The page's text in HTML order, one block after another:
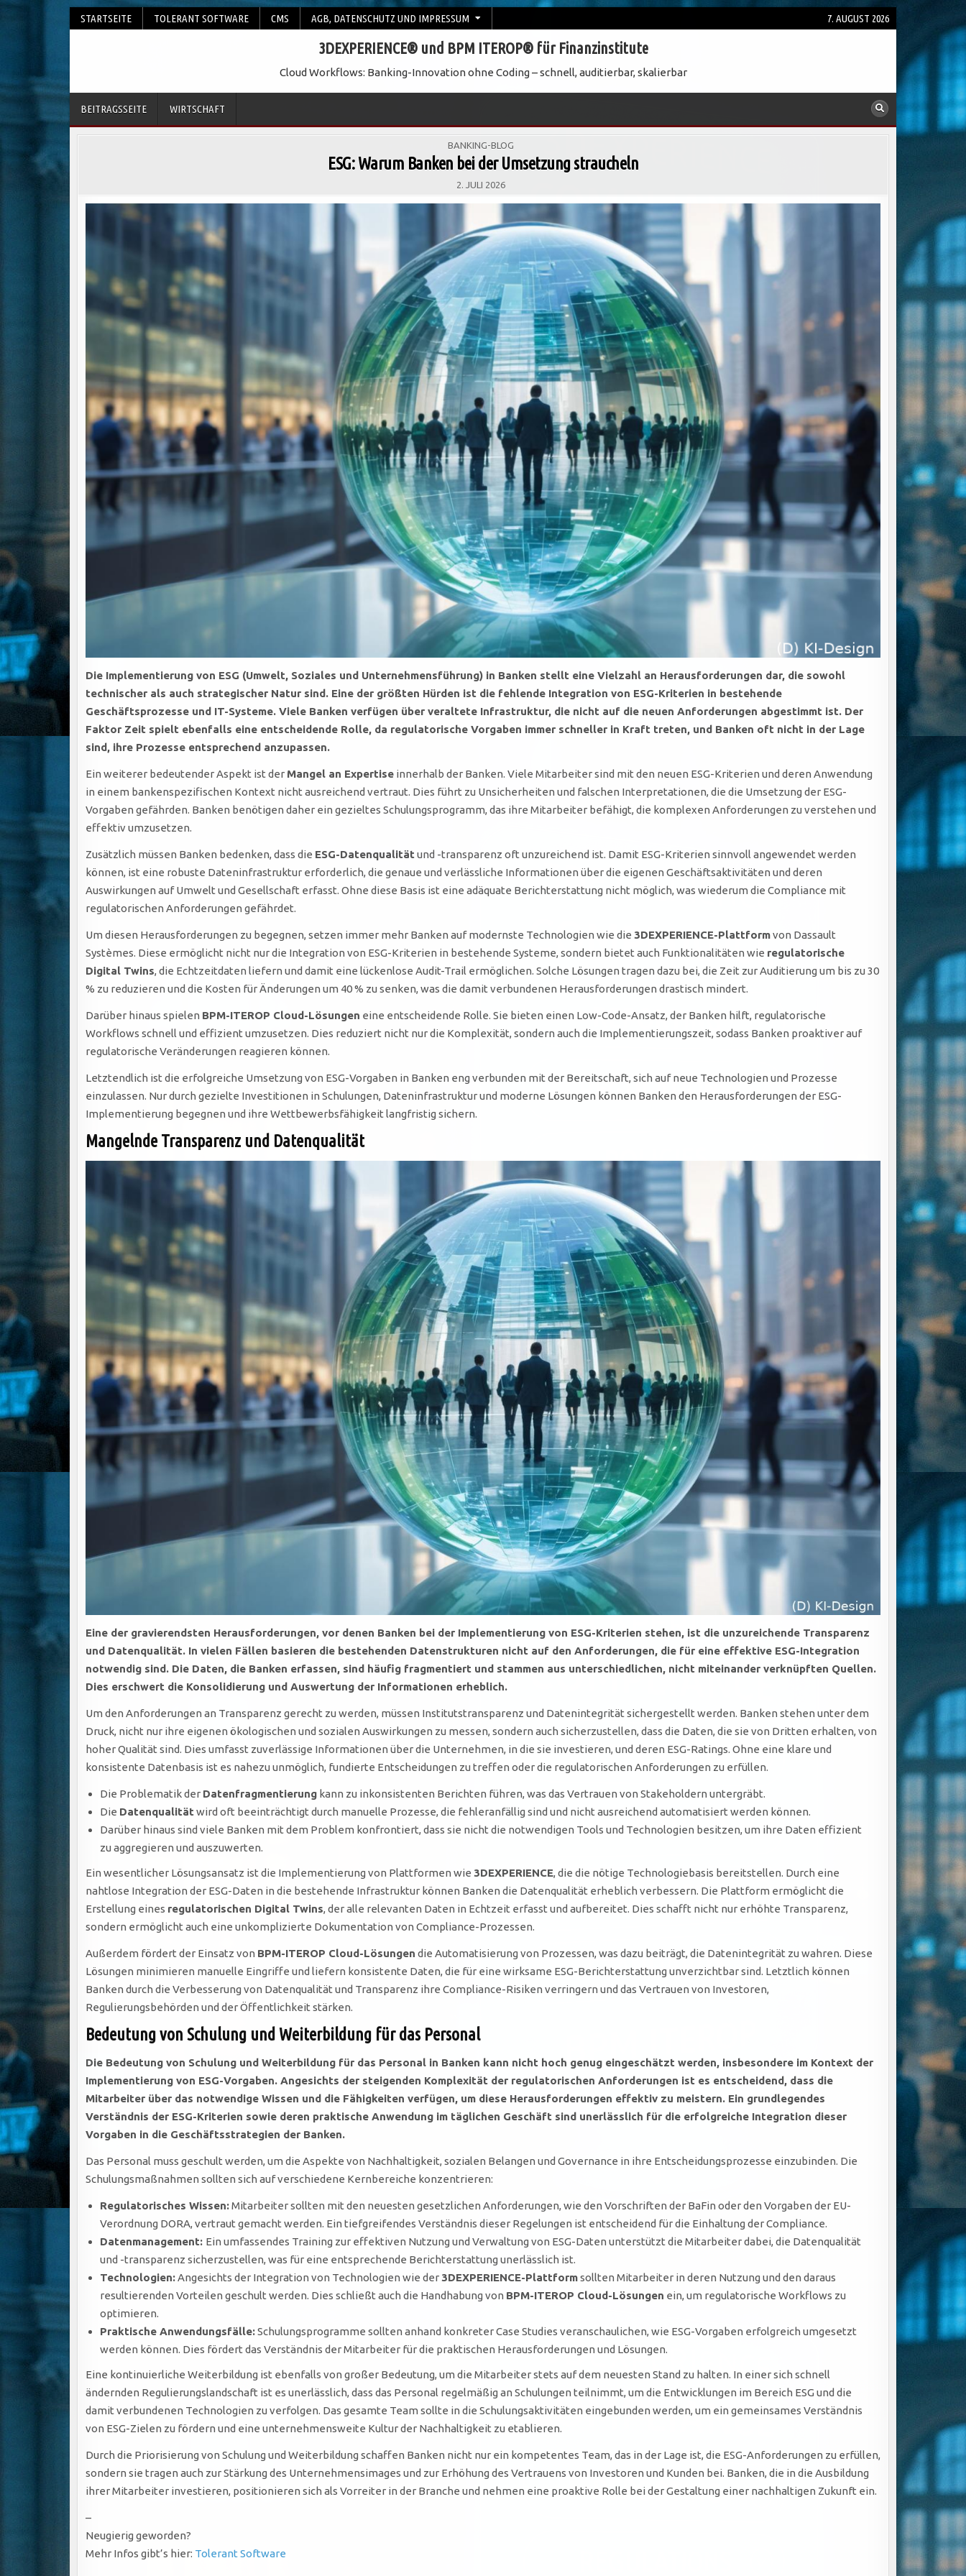
STARTSEITE TOLERANT SOFTWARE CMS AGB, DATENSCHUTZ UND IMPRESSUM 7. AUGUST 2026
3DEXPERIENCE® und BPM ITEROP® für Finanzinstitute
Cloud Workflows: Banking-Innovation ohne Coding – schnell, auditierbar, skalierbar
BEITRAGSSEITE WIRTSCHAFT
POSTED
BANKING-BLOG
ESG: Warum Banken bei der Umsetzung straucheln
2. JULI 2026
Die Implementierung von ESG (Umwelt, Soziales und Unternehmensführung) in Banken stellt eine Vielzahl an Herausforderungen dar, die sowohl
technischer als auch strategischer Natur sind. Eine der größten Hürden ist die fehlende Integration von ESG-Kriterien in bestehende
Geschäftsprozesse und IT-Systeme. Viele Banken verfügen über veraltete Infrastruktur, die nicht auf die neuen Anforderungen abgestimmt ist. Der
Faktor Zeit spielt ebenfalls eine entscheidende Rolle, da regulatorische Vorgaben immer schneller in Kraft treten, und Banken oft nicht in der Lage
sind, ihre Prozesse entsprechend anzupassen.
Ein weiterer bedeutender Aspekt ist der Mangel an Expertise innerhalb der Banken. Viele Mitarbeiter sind mit den neuen ESG-Kriterien und deren Anwendung
in einem bankenspezifischen Kontext nicht ausreichend vertraut. Dies führt zu Unsicherheiten und falschen Interpretationen, die die Umsetzung der ESG-
Vorgaben gefährden. Banken benötigen daher ein gezieltes Schulungsprogramm, das ihre Mitarbeiter befähigt, die komplexen Anforderungen zu verstehen und
effektiv umzusetzen.
Zusätzlich müssen Banken bedenken, dass die ESG-Datenqualität und -transparenz oft unzureichend ist. Damit ESG-Kriterien sinnvoll angewendet werden
können, ist eine robuste Dateninfrastruktur erforderlich, die genaue und verlässliche Informationen über die eigenen Geschäftsaktivitäten und deren
Auswirkungen auf Umwelt und Gesellschaft erfasst. Ohne diese Basis ist eine adäquate Berichterstattung nicht möglich, was wiederum die Compliance mit
regulatorischen Anforderungen gefährdet.
Um diesen Herausforderungen zu begegnen, setzen immer mehr Banken auf modernste Technologien wie die 3DEXPERIENCE-Plattformvon Dassault
Systèmes. Diese ermöglicht nicht nur die Integration von ESG-Kriterien in bestehende Systeme, sondern bietet auch Funktionalitäten wie regulatorische
Digital Twins, die Echtzeitdaten liefern und damit eine lückenlose Audit-Trail ermöglichen. Solche Lösungen tragen dazu bei, die Zeit zur Auditierung um bis zu 30
% zu reduzieren und die Kosten für Änderungen um 40 % zu senken, was die damit verbundenen Herausforderungen drastisch mindert.
Darüber hinaus spielen BPM-ITEROP Cloud-Lösungen eine entscheidende Rolle. Sie bieten einen Low-Code-Ansatz, der Banken hilft, regulatorische
Workflows schnell und effizient umzusetzen. Dies reduziert nicht nur die Komplexität, sondern auch die Implementierungszeit, sodass Banken proaktiver auf
regulatorische Veränderungen reagieren können.
Letztendlich ist die erfolgreiche Umsetzung von ESG-Vorgaben in Banken eng verbunden mit der Bereitschaft, sich auf neue Technologien und Prozesse
einzulassen. Nur durch gezielte Investitionen in Schulungen, Dateninfrastruktur und moderne Lösungen können Banken den Herausforderungen der ESG-
Implementierung begegnen und ihre Wettbewerbsfähigkeit langfristig sichern.
Mangelnde Transparenz und Datenqualität
Eine der gravierendsten Herausforderungen, vor denen Banken bei der Implementierung von ESG-Kriterien stehen, ist die unzureichende Transparenz
und Datenqualität. In vielen Fällen basieren die bestehenden Datenstrukturen nicht auf den Anforderungen, die für eine effektive ESG-Integration
notwendig sind. Die Daten, die Banken erfassen, sind häufig fragmentiert und stammen aus unterschiedlichen, nicht miteinander verknüpften Quellen.
Dies erschwert die Konsolidierung und Auswertung der Informationen erheblich.
Um den Anforderungen an Transparenz gerecht zu werden, müssen Institutstransparenz und Datenintegrität sichergestellt werden. Banken stehen unter dem
Druck, nicht nur ihre eigenen ökologischen und sozialen Auswirkungen zu messen, sondern auch sicherzustellen, dass die Daten, die sie von Dritten erhalten, von
hoher Qualität sind. Dies umfasst zuverlässige Informationen über die Unternehmen, in die sie investieren, und deren ESG-Ratings. Ohne eine klare und
konsistente Datenbasis ist es nahezu unmöglich, fundierte Entscheidungen zu treffen oder die regulatorischen Anforderungen zu erfüllen.
Die Problematik der Datenfragmentierung kann zu inkonsistenten Berichten führen, was das Vertrauen von Stakeholdern untergräbt.
Die Datenqualität wird oft beeinträchtigt durch manuelle Prozesse, die fehleranfällig sind und nicht ausreichend automatisiert werden können.
Darüber hinaus sind viele Banken mit dem Problem konfrontiert, dass sie nicht die notwendigen Tools und Technologien besitzen, um ihre Daten effizient
zu aggregieren und auszuwerten.
Ein wesentlicher Lösungsansatz ist die Implementierung von Plattformen wie 3DEXPERIENCE, die die nötige Technologiebasis bereitstellen. Durch eine
nahtlose Integration der ESG-Daten in die bestehende Infrastruktur können Banken die Datenqualität erheblich verbessern. Die Plattform ermöglicht die
Erstellung eines regulatorischen Digital Twins, der alle relevanten Daten in Echtzeit erfasst und aufbereitet. Dies schafft nicht nur erhöhte Transparenz,
sondern ermöglicht auch eine unkomplizierte Dokumentation von Compliance-Prozessen.
Außerdem fördert der Einsatz von BPM-ITEROP Cloud-Lösungen die Automatisierung von Prozessen, was dazu beiträgt, die Datenintegrität zu wahren. Diese
Lösungen minimieren manuelle Eingriffe und liefern konsistente Daten, die für eine wirksame ESG-Berichterstattung unverzichtbar sind. Letztlich können
Banken durch die Verbesserung von Datenqualität und Transparenz ihre Compliance-Risiken verringern und das Vertrauen von Investoren,
Regulierungsbehörden und der Öffentlichkeit stärken.
Bedeutung von Schulung und Weiterbildung für das Personal
Die Bedeutung von Schulung und Weiterbildung für das Personal in Banken kann nicht hoch genug eingeschätzt werden, insbesondere im Kontext der
Implementierung von ESG-Vorgaben. Angesichts der steigenden Komplexität der regulatorischen Anforderungen ist es entscheidend, dass die
Mitarbeiter über das notwendige Wissen und die Fähigkeiten verfügen, um diese Herausforderungen effektiv zu meistern. Ein grundlegendes
Verständnis der ESG-Kriterien sowie deren praktische Anwendung im täglichen Geschäft sind unerlässlich für die erfolgreiche Integration dieser
Vorgaben in die Geschäftsstrategien der Banken.
Das Personal muss geschult werden, um die Aspekte von Nachhaltigkeit, sozialen Belangen und Governance in ihre Entscheidungsprozesse einzubinden. Die
Schulungsmaßnahmen sollten sich auf verschiedene Kernbereiche konzentrieren:
Regulatorisches Wissen:Mitarbeiter sollten mit den neuesten gesetzlichen Anforderungen, wie den Vorschriften der BaFin oder den Vorgaben der EU-
Verordnung DORA, vertraut gemacht werden. Ein tiefgreifendes Verständnis dieser Regelungen ist entscheidend für die Einhaltung der Compliance.
Datenmanagement: Ein umfassendes Training zur effektiven Nutzung und Verwaltung von ESG-Daten unterstützt die Mitarbeiter dabei, die Datenqualität
und -transparenz sicherzustellen, was für eine entsprechende Berichterstattung unerlässlich ist.
Technologien:Angesichts der Integration von Technologien wie der 3DEXPERIENCE-Plattformsollten Mitarbeiter in deren Nutzung und den daraus
resultierenden Vorteilen geschult werden. Dies schließt auch die Handhabung von BPM-ITEROP Cloud-Lösungen ein, um regulatorische Workflows zu
optimieren.
Praktische Anwendungsfälle:Schulungsprogramme sollten anhand konkreter Case Studies veranschaulichen, wie ESG-Vorgaben erfolgreich umgesetzt
werden können. Dies fördert das Verständnis der Mitarbeiter für die praktischen Herausforderungen und Lösungen.
Eine kontinuierliche Weiterbildung ist ebenfalls von großer Bedeutung, um die Mitarbeiter stets auf dem neuesten Stand zu halten. In einer sich schnell
ändernden Regulierungslandschaft ist es unerlässlich, dass das Personal regelmäßig an Schulungen teilnimmt, um die Entwicklungen im Bereich ESG und die
damit verbundenen Technologien zu verfolgen. Das gesamte Team sollte in die Schulungsaktivitäten eingebunden werden, um ein gemeinsames Verständnis
von ESG-Zielen zu fördern und eine unternehmensweite Kultur der Nachhaltigkeit zu etablieren.
Durch die Priorisierung von Schulung und Weiterbildung schaffen Banken nicht nur ein kompetentes Team, das in der Lage ist, die ESG-Anforderungen zu erfüllen,
sondern sie tragen auch zur Stärkung des Unternehmensimages und zur Erhöhung des Vertrauens von Investoren und Kunden bei. Banken, die in die Ausbildung
ihrer Mitarbeiter investieren, positionieren sich als Vorreiter in der Branche und nehmen eine proaktive Rolle bei der Gestaltung einer nachhaltigen Zukunft ein.
–
Neugierig geworden?
Mehr Infos gibt’s hier: Tolerant Software